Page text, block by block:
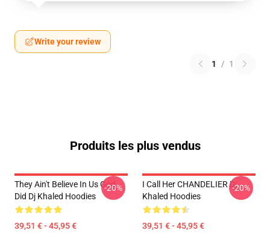
Write your review
1 / 1
Produits les plus vendus
They Ain't Believe In Us God
Did Dj Khaled Hoodies
39,51 € - 45,95 €
-20%
I Call Her CHANDELIER Dj
Khaled Hoodies
39,51 € - 45,95 €
-20%